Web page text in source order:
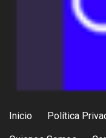
Inicio Política